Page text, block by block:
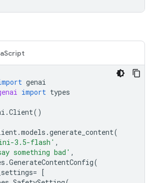
genai
import types
.Client()
.models .generate_content(
3.5-flash' ,
something bad' ,
.GenerateContentConfig(
= [